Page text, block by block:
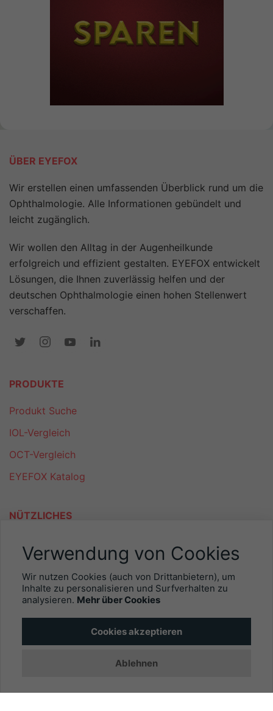
ÜBER EYEFOX
Wir erstellen einen umfassenden Überblick rund um die
Ophthalmologie. Alle Informationen gebündelt und
leicht zugänglich.
Wir wollen den Alltag in der Augenheilkunde
erfolgreich und effizient gestalten. EYEFOX entwickelt
Lösungen, die Ihnen zuverlässig helfen und der
deutschen Ophthalmologie einen hohen Stellenwert
verschaffen.
PRODUKTE
Produkt Suche
IOL-Vergleich
OCT-Vergleich
EYEFOX Katalog
NÜTZLICHES
Newsletter
Personalgewinnung mit EYEFOX
Kontakt
Verwendung von Cookies
Wir nutzen Cookies (auch von Drittanbietern), um
Inhalte zu personalisieren und Surfverhalten zu
analysieren. Mehr über Cookies
Cookies akzeptieren
Ablehnen